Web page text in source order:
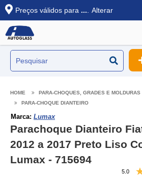
Preços válidos para ... Alterar
PARA-CHOQUES, GRADES E MOLDURAS
PARA-CHOQUE DIANTEIRO
Marca: Lumax
Parachoque Dianteiro
2012 a 2017 Preto Liso
Lumax - 715694
5.0